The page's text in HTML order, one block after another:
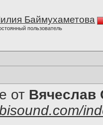
Баймухаметова
пользователь
от Вячеслав